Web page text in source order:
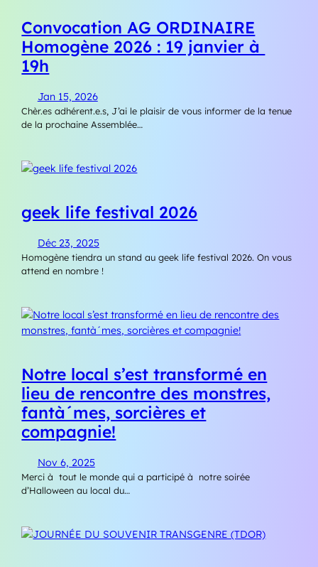
Convocation AG ORDINAIRE
Homogène 2026 : 19 janvier à
19h
Jan 15, 2026
Chèr.es adhérent.e.s, J’ai le plaisir de vous informer de la tenue
de la prochaine Assemblée…
geek life festival 2026
Déc 23, 2025
Homogène tiendra un stand au geek life festival 2026. On vous
attend en nombre !
Notre local s’est transformé en
lieu de rencontre des monstres,
fantà´mes, sorcières et
compagnie!
Nov 6, 2025
Merci à tout le monde qui a participé à notre soirée
d’Halloween au local du…